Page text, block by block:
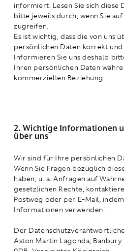
informiert. Lesen Sie sich diese
bitte jeweils durch, wenn Sie
zugreifen.
Es ist wichtig, dass die von uns
persönlichen Daten korrekt
Informieren Sie uns deshalb
Ihren persönlichen Daten
kommerziellen Beziehung.
2. Wichtige Informationen
über uns
Wir sind für Ihre persönlichen
Wenn Sie Fragen bezüglich
haben, u. a. Anfragen auf
gesetzlichen Rechte,
Postweg oder per E-Mail,
Informationen verwenden:
Der
Aston Martin Lagonda, Banbury